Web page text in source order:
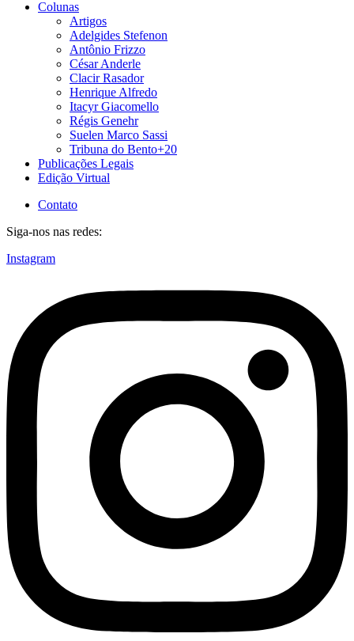
Colunas
Artigos
Adelgides Stefenon
Antônio Frizzo
César Anderle
Clacir Rasador
Henrique Alfredo
Itacyr Giacomello
Régis Genehr
Suelen Marco Sassi
Tribuna do Bento+20
Publicações Legais
Edição Virtual
Contato
Siga-nos nas redes:
Instagram